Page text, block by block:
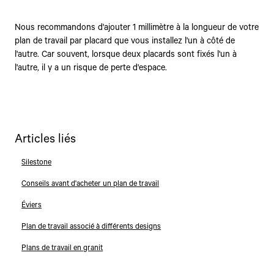
Nous recommandons d'ajouter 1 millimètre à la longueur de votre
plan de travail par placard que vous installez l'un à côté de
l'autre. Car souvent, lorsque deux placards sont fixés l'un à
l'autre, il y a un risque de perte d'espace.
Articles liés
Silestone
Conseils avant d'acheter un plan de travail
Éviers
Plan de travail associé à différents designs
Plans de travail en granit